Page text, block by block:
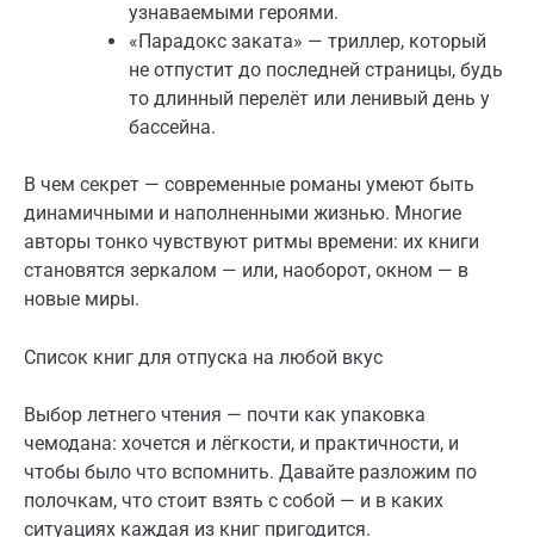
узнаваемыми героями.
«Парадокс заката» — триллер, который
не отпустит до последней страницы, будь
то длинный перелёт или ленивый день у
бассейна.
В чем секрет — современные романы умеют быть
динамичными и наполненными жизнью. Многие
авторы тонко чувствуют ритмы времени: их книги
становятся зеркалом — или, наоборот, окном — в
новые миры.
Список книг для отпуска на любой вкус
Выбор летнего чтения — почти как упаковка
чемодана: хочется и лёгкости, и практичности, и
чтобы было что вспомнить. Давайте разложим по
полочкам, что стоит взять с собой — и в каких
ситуациях каждая из книг пригодится.